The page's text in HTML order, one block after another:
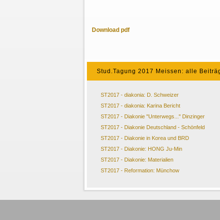
Download pdf
Stud.Tagung 2017 Meissen: alle
ST2017 - diakonia: D. Schweizer
ST2017 - diakonia: Karina Bericht
ST2017 - Diakonie "Unterwegs..." Dinzinger
ST2017 - Diakonie Deutschland - Schönfeld
ST2017 - Diakonie in Korea und BRD
ST2017 - Diakonie: HONG Ju-Min
ST2017 - Diakonie: Materialien
ST2017 - Reformation: Münchow